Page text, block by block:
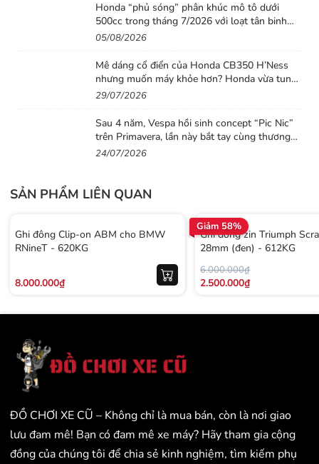
Honda “phủ sóng” phân khúc mô tô dưới
500cc trong tháng 7/2026 với loạt tân binh
đáng chú ý
05/08/2026
Mê dáng cổ điển của Honda CB350 H’Ness
nhưng muốn máy khỏe hơn? Honda vừa tung
ra lời giải với CB500 mới
29/07/2026
Sau 4 năm, Vespa hồi sinh concept “Pic Nic”
trên Primavera, lần này bắt tay cùng thương
hiệu thời trang Gigi
24/07/2026
SẢN PHẨM LIÊN QUAN
Ghi đông Clip-on ABM cho BMW
RNineT - 620KG
8.000.000₫
Giảm 58%
Ghi đông zin Triumph
28mm (đen) - 612KG
6.000.000₫
2.500.000₫
ĐỒ CHƠI XE CŨ – Không chỉ là mua bán, còn là nơi giao
lưu đam mê! Bạn có đam mê xe máy? Hãy tham gia cộng
đồng của chúng tôi để chia sẻ kinh nghiệm, tìm kiếm phụ